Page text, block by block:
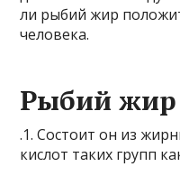
ли рыбий жир
человека.
Рыбий жир
.1. Состоит он из
кислот таких групп